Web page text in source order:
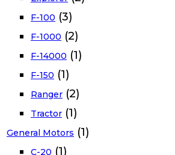
F-100 (3)
F-1000 (2)
F-14000 (1)
F-150 (1)
Ranger (2)
Tractor (1)
General Motors (1)
C-20 (1)